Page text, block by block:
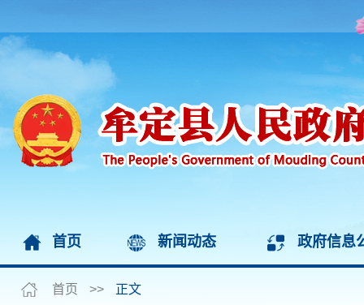
首页 新闻动态 政府信息
首页 >> 正文